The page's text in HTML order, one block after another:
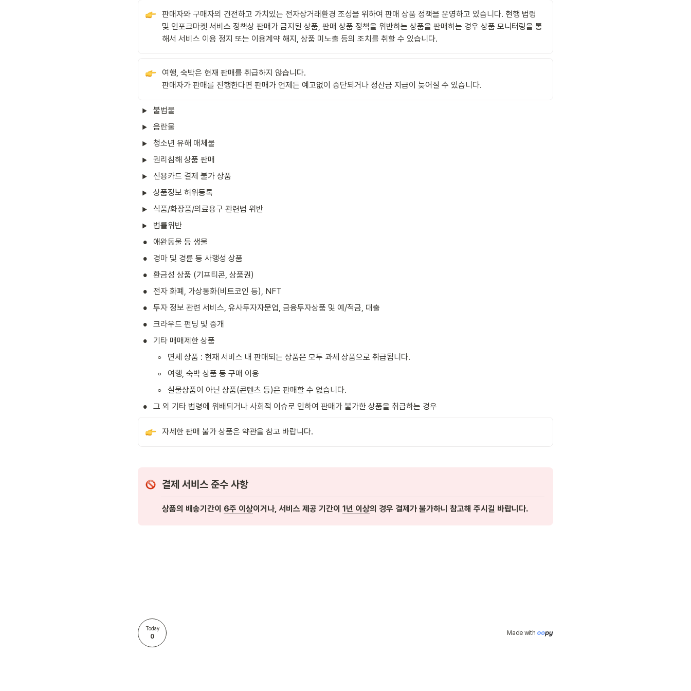
판매자와 구매자의 건전하고 가치있는 전자상거래환경 조성을 위하여 판매 상품 정책을 운영하고 있습니다. 현행 법령
및 인포크마켓 서비스 정책상 판매가 금지된 상품, 판매 상품 정책을 위반하는 상품을 판매하는 경우 상품 모니터링을 통
해서 서비스 이용 정지 또는 이용계약 해지, 상품 미노출 등의 조치를 취할 수 있습니다.
여행, 숙박은 현재 판매를 취급하지 않습니다.
판매자가 판매를 진행한다면 판매가 언제든 예고없이 중단되거나 정산금 지급이 늦어질 수 있습니다.
불법물
음란물
청소년 유해 매체물
권리침해 상품 판매
신용카드 결제 불가 상품
상품정보 허위등록
식품/화장품/의료용구 관련법 위반
법률위반
• 애완동물 등 생물
• 경마 및 경륜 등 사행성 상품
• 환금성 상품 (기프티콘, 상품권)
• 전자 화폐, 가상통화(비트코인 등), NFT
• 투자 정보 관련 서비스, 유사투자자문업, 금융투자상품 및 예/적금, 대출
• 크라우드 펀딩 및 중개
• 기타 매매제한 상품
◦ 면세 상품 : 현재 서비스 내 판매되는 상품은 모두 과세 상품으로 취급됩니다.
◦ 여행, 숙박 상품 등 구매 이용
◦ 실물상품이 아닌 상품(콘텐츠 등)은 판매할 수 없습니다.
• 그 외 기타 법령에 위배되거나 사회적 이슈로 인하여 판매가 불가한 상품을 취급하는 경우
자세한 판매 불가 상품은 약관을 참고 바랍니다.
결제 서비스 준수 사항
상품의 배송기간이 6주 이상이거나, 서비스 제공 기간이 1년 이상의 경우 결제가 불가하니 참고해 주시길 바랍니다.
Today
0 Made with